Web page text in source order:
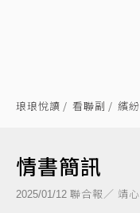
琅琅悅讀 看聯副 繽紛
情書簡訊
2025/01/12 聯合報／ 靖心